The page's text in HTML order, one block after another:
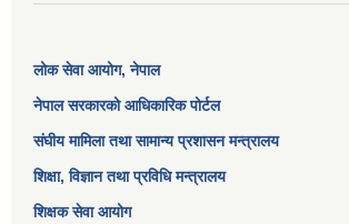
लोक सेवा आयोग, नेपाल
नेपाल सरकारको आधिकारिक पोर्टल
संघीय मामिला तथा सामान्य प्रशासन मन्त्रालय
शिक्षा, विज्ञान तथा प्रविधि मन्त्रालय
शिक्षक सेवा आयोग